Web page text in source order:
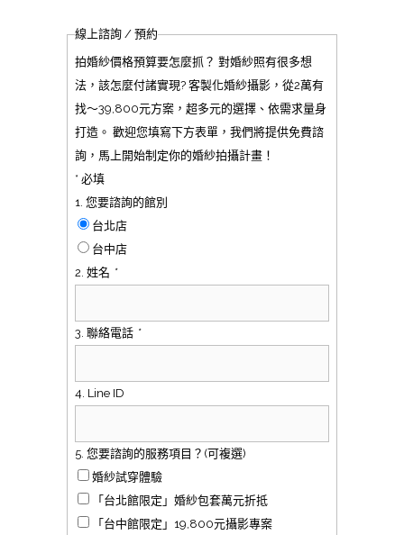
線上諮詢 / 預約
拍婚紗價格預算要怎麼抓？ 對婚紗照有很多想
法，該怎麼付諸實現? 客製化婚紗攝影，從2萬有
找～39,800元方案，超多元的選擇、依需求量身
打造。 歡迎您填寫下方表單，我們將提供免費諮
詢，馬上開始制定你的婚紗拍攝計畫！
* 必填
1. 您要諮詢的館別
台北店
台中店
2. 姓名 *
3. 聯絡電話 *
4. Line ID
5. 您要諮詢的服務項目？(可複選)
婚紗試穿體驗
「台北館限定」婚紗包套萬元折抵
「台中館限定」19,800元攝影專案